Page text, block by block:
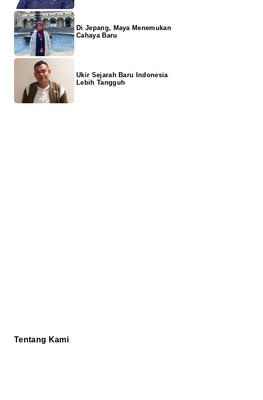
Di Jepang, Maya Menemukan
Cahaya Baru
Ukir Sejarah Baru Indonesia
Lebih Tangguh
Tentang Kami